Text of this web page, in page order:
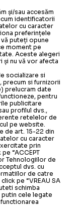
și/sau accesăm
identificatorii
cu caracter
preferințele
puteți opune
moment pe
Aceste alegeri
nu vă vor afecta
socializare si
si furnizorii
prelucram date
pentru
publicitare
profilul dvs.,
retelelor de
pe website.
de art. 15-22 din
cu caracter
prin
pe “ACCEPT
Tehnologiilor de
dvs. cu
de catre
pe “VREAU SA
schimba
cele legate